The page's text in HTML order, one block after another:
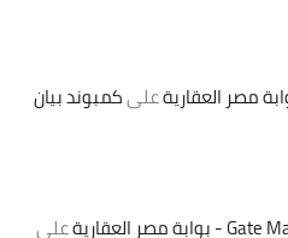
علىكمبوند بيان
على